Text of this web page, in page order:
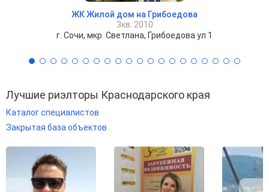
ЖК Жилой дом на Грибоедова
3кв. 2010
г. Сочи, мкр. Светлана, Грибоедова ул 1
Лучшие риэлторы Краснодарского края
Каталог специалистов
Закрытая база объектов